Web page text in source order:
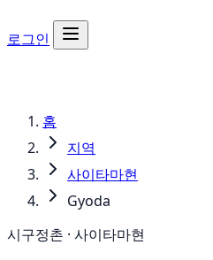
로그인
홈
지역
사이타마현
Gyoda
시구정촌 · 사이타마현